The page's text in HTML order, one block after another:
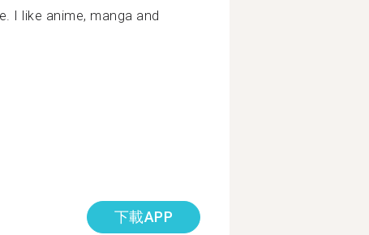
I like anime, manga and
下載APP